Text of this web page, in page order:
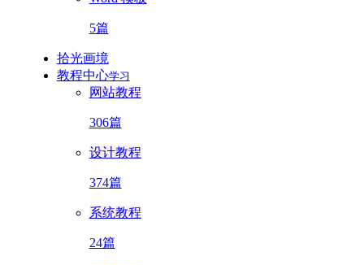
5篇
拾光画境
教程中心学习
网站教程
306篇
设计教程
374篇
系统教程
24篇